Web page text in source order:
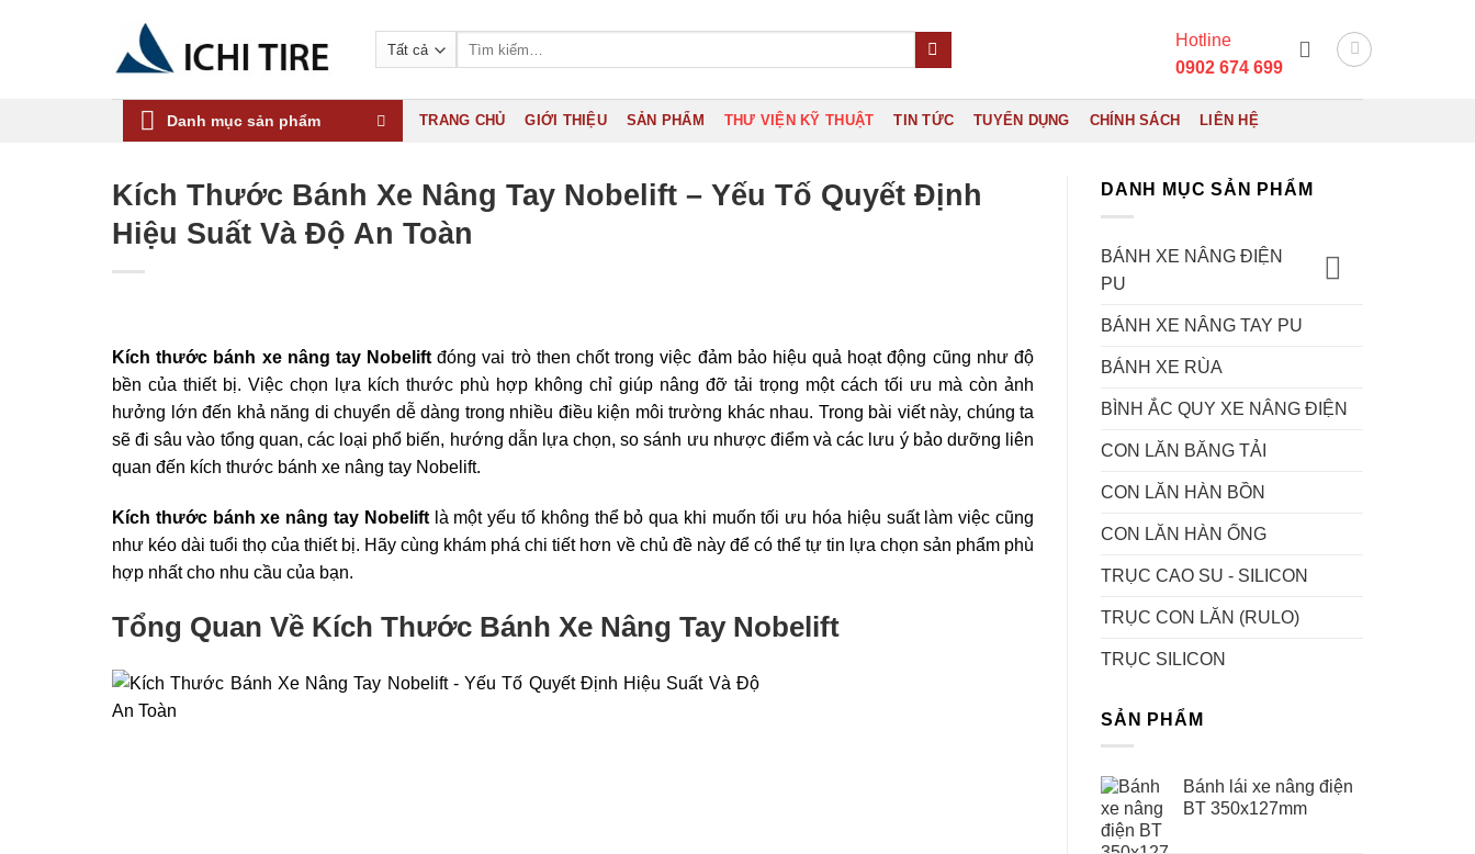
Hotline
0902 674 699
Danh mục sản phẩm TRANG CHỦ GIỚI THIỆU SẢN PHẨM THƯ VIỆN KỸ THUẬT TIN TỨC TUYỂN DỤNG CHÍNH SÁCH LIÊN HỆ
Kích Thước Bánh Xe Nâng Tay Nobelift – Yếu Tố Quyết Định
Hiệu Suất Và Độ An Toàn
Kích thước bánh xe nâng tay Nobelift đóng vai trò then chốt trong việc đảm bảo hiệu quả hoạt động cũng như độ
bền của thiết bị. Việc chọn lựa kích thước phù hợp không chỉ giúp nâng đỡ tải trọng một cách tối ưu mà còn ảnh
hưởng lớn đến khả năng di chuyển dễ dàng trong nhiều điều kiện môi trường khác nhau. Trong bài viết này, chúng ta
sẽ đi sâu vào tổng quan, các loại phổ biến, hướng dẫn lựa chọn, so sánh ưu nhược điểm và các lưu ý bảo dưỡng liên
quan đến kích thước bánh xe nâng tay Nobelift.
Kích thước bánh xe nâng tay Nobeliftlà một yếu tố không thể bỏ qua khi muốn tối ưu hóa hiệu suất làm việc cũng
như kéo dài tuổi thọ của thiết bị. Hãy cùng khám phá chi tiết hơn về chủ đề này để có thể tự tin lựa chọn sản phẩm phù
hợp nhất cho nhu cầu của bạn.
Tổng Quan Về Kích Thước Bánh Xe Nâng Tay Nobelift
DANH MỤC SẢN PHẨM
BÁNH XE NÂNG ĐIỆN
PU
BÁNH XE NÂNG TAY PU
BÁNH XE RÙA
BÌNH ẮC QUY XE NÂNG ĐIỆN
CON LĂN BĂNG TẢI
CON LĂN HÀN BỒN
CON LĂN HÀN ỐNG
TRỤC CAO SU - SILICON
TRỤC CON LĂN (RULO)
TRỤC SILICON
SẢN PHẨM
Bánh lái xe nâng điện
BT 350x127mm